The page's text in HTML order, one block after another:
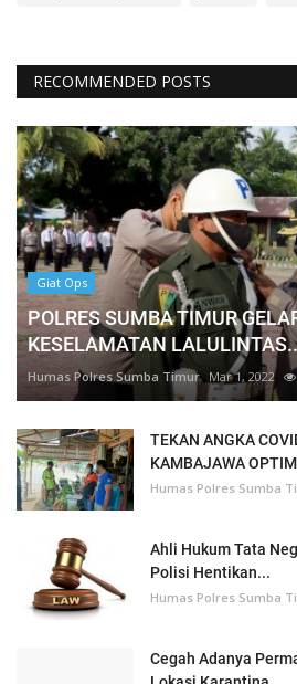
RECOMMENDED POSTS
Giat Ops
POLRES SUMBA TIMUR
KESELAMATAN
Humas Polres Sumba Timur Mar 1, 2022
TEKAN ANGKA
KAMBAJAWA
Humas Polres Sumba
Ahli Hukum Tata
Polisi Hentikan...
Humas Polres Sumba
Cegah Adanya